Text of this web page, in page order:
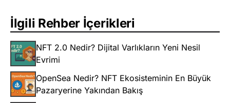
İlgili Rehber İçerikleri
NFT 2.0 Nedir? Dijital Varlıkların Yeni Nesil
Evrimi
OpenSea Nedir? NFT Ekosisteminin En Büyük
Pazaryerine Yakından Bakış